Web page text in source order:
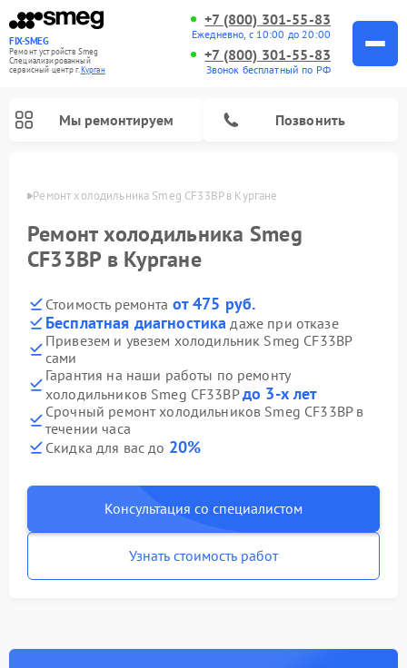
FIX-SMEG
Ремонт устройств Smeg
Специализированный
cервисный центр г.Курган
+7 (800) 301-55-83
Ежедневно, с 10:00 до 20:00
+7 (800) 301-55-83
Звонок бесплатный по РФ
Мы ремонтируем Позвонить
Ремонт холодильника Smeg CF33BP в Кургане
Ремонт холодильника Smeg
CF33BP в Кургане
Стоимость ремонта от 475 руб.
Бесплатная диагностика даже при отказе
Привезем и увезем холодильник Smeg CF33BP
сами
Гарантия на наши работы по ремонту
холодильников Smeg CF33BPдо 3-х лет
Срочный ремонт холодильников Smeg CF33BP в
течении часа
Скидка для вас до 20%
Консультация со специалистом
Узнать стоимость работ